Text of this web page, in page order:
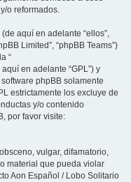
o reformados.
aquí en adelante “ellos”,
Limited”, “phpBB Teams”)
“
aquí en adelante “GPL”) y
software phpBB solamente
estrictamente los excluye de
y/o contenido
por favor visite:
vulgar, difamatorio,
material que pueda violar
Aon Español / Lobo Solitario